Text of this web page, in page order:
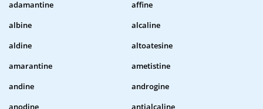
adamantine
affine
albine
alcaline
aldine
altoatesine
amarantine
ametistine
andine
androgine
anodine
antialcaline